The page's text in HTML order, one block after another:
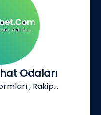
Odaları
, Rakip...